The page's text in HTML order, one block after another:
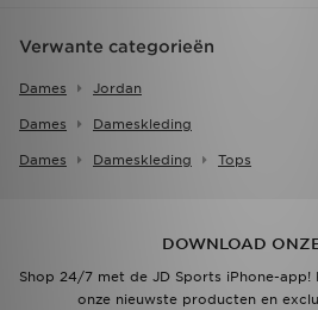
Verwante categorieën
Dames Jordan
Dames Dameskleding
Dames Dameskleding Tops
DOWNLOAD
Shop 24/7 met de JD Sports iPhone-
onze nieuwste producten en